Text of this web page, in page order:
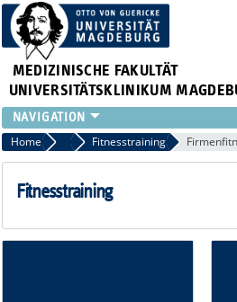
MEDIZINISCHE FAKULTÄT
UNIVERSITÄTSKLINIKUM
INSTITUTE
KLINIKEN
ZENTRALE EINRICHTUNGEN
PRESSE
Home Betriebliches
Fitnesstraining
Fitnesstraining